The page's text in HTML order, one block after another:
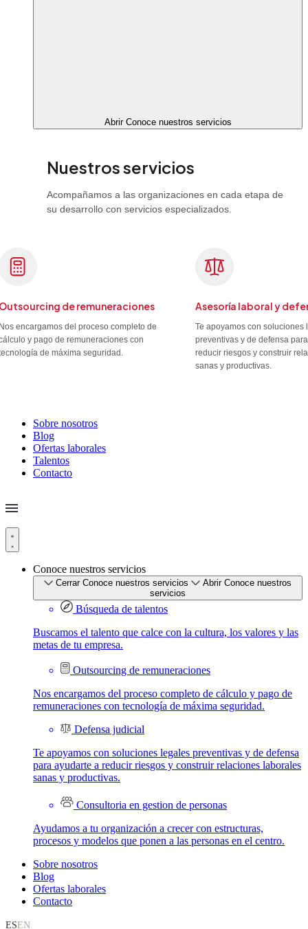
Abrir Conoce nuestros servicios
Nuestros servicios
Acompañamos a las organizaciones en cada etapa de
su desarrollo con servicios especializados.
de remuneraciones
encargamos del proceso completo de
y pago de remuneraciones con
de máxima seguridad.
Asesoría laboral y
Te apoyamos con soluciones
preventivas y de defensa
reducir riesgos y construir
sanas y productivas.
Sobre nosotros
Blog
Ofertas laborales
Talentos
Contacto
Conoce nuestros servicios
Cerrar Conoce nuestros servicios
Abrir Conoce nuestros
servicios
Búsqueda de talentos
Buscamos el talento que calce con la cultura, los valores y las
metas de tu empresa.
Outsourcing de remuneraciones
Nos encargamos del proceso completo de cálculo y pago de
remuneraciones con tecnología de máxima seguridad.
Defensa judicial
Te apoyamos con soluciones legales preventivas y de defensa
para ayudarte a reducir riesgos y construir relaciones laborales
sanas y productivas.
Consultoria en gestion de personas
Ayudamos a tu organización a crecer con estructuras,
procesos y modelos que ponen a las personas en el centro.
Sobre nosotros
Blog
Ofertas laborales
Contacto
ESEN